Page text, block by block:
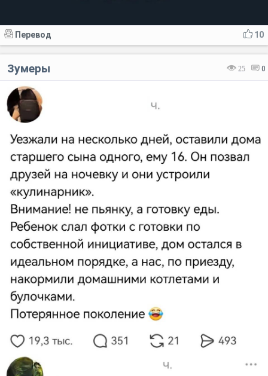
10
Перевод
25 0
Зумеры